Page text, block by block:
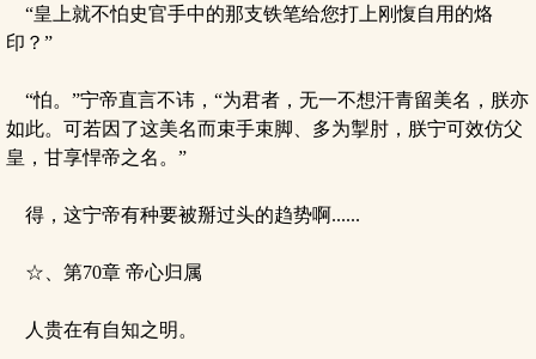
“皇上就不怕史官手中的那支铁笔给您打上刚愎自用的烙
印？”
“怕。”宁帝直言不讳，“为君者，无一不想汗青留美名，朕亦
如此。可若因了这美名而束手束脚、多为掣肘，朕宁可效仿父
皇，甘享悍帝之名。”
得，这宁帝有种要被掰过头的趋势啊......
☆、第70章 帝心归属
人贵在有自知之明。